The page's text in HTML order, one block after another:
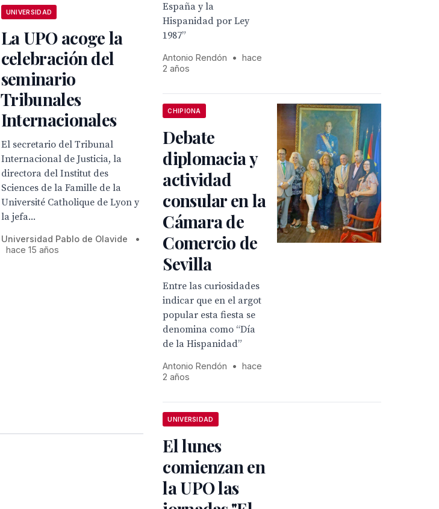
UNIVERSIDAD
La UPO acoge la
celebración del
seminario
Tribunales
Internacionales
El secretario del Tribunal
Internacional de Justicia, la
directora del Institut des
Sciences de la Famille de la
Université Catholique de Lyon y
la jefa...
Universidad Pablo de Olavide
•
hace 15 años
España y la
Hispanidad por Ley
1987”
Antonio Rendón •
hace
2 años
CHIPIONA
Debate
diplomacia y
actividad
consular en la
Cámara de
Comercio de
Sevilla
Entre las curiosidades
indicar que en el argot
popular esta fiesta se
denomina como “Día
de la Hispanidad”
Antonio Rendón •
hace
2 años
UNIVERSIDAD
El lunes
comienzan en
la UPO las